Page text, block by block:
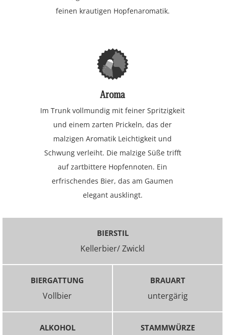
feinen krautigen Hopfenaromatik.
Aroma
Im Trunk vollmundig mit feiner Spritzigkeit
und einem zarten Prickeln, das der
malzigen Aromatik Leichtigkeit und
Schwung verleiht. Die malzige Süße trifft
auf zartbittere Hopfennoten. Ein
erfrischendes Bier, das am Gaumen
elegant ausklingt.
BIERSTIL
Kellerbier/ Zwickl
BIERGATTUNG
Vollbier
BRAUART
untergärig
ALKOHOL STAMMWÜRZE